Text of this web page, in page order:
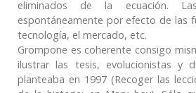
eliminados de la ecuación.
espontáneamente por efecto de las
tecnología, el mercado, etc.
Grompone es coherente consigo
ilustrar las tesis, evolucionistas y
planteaba en 1997 (Recoger las